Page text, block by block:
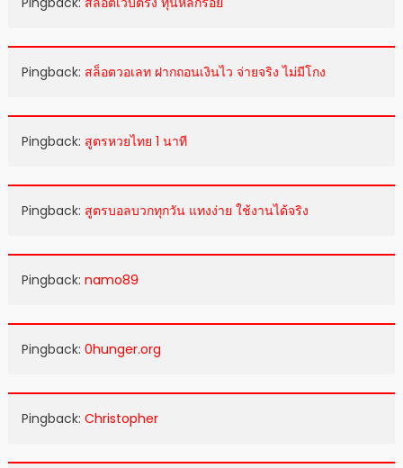
Pingback: สล็อตวอเลท ฝากถอนเงินไว จ่ายจริง ไม่มีโกง
Pingback: สูตรหวยไทย 1 นาที
Pingback: สูตรบอลบวกทุกวัน แทงง่าย ใช้งานได้จริง
Pingback: namo89
Pingback: 0hunger.org
Pingback: Christopher